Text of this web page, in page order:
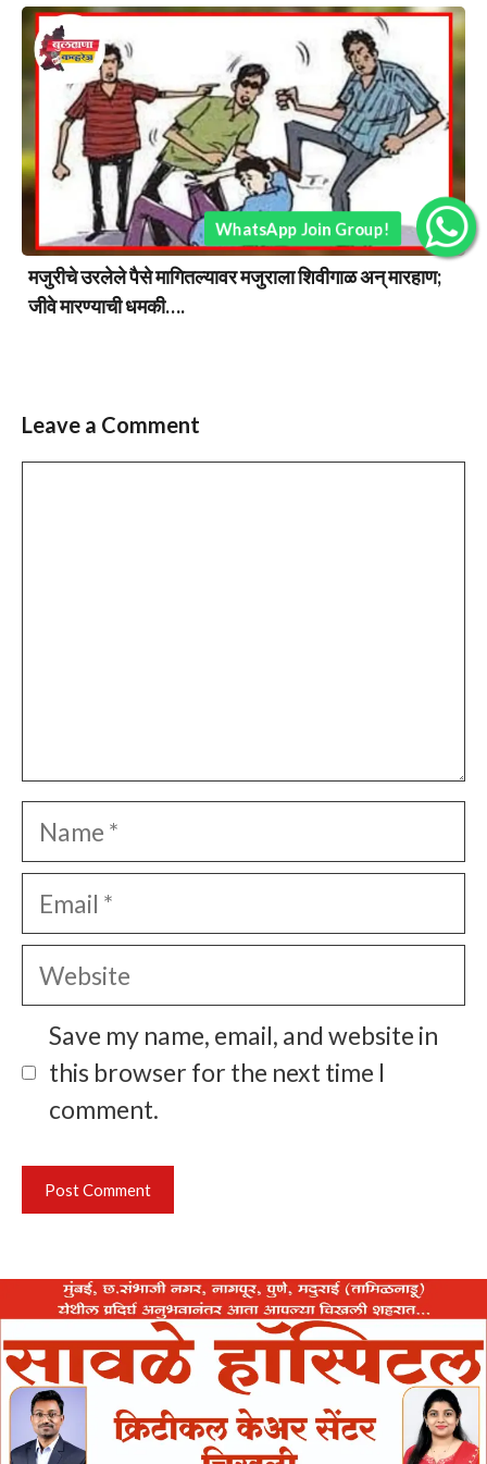
मजुरीचे उरलेले पैसे मागितल्यावर मजुराला शिवीगाळ अन् मारहाण;
जीवे मारण्याची धमकी….
Leave a Comment
Name
Email
Website
Save my name, email, and website in
this browser for the next time I
comment.
WhatsApp Join Group!